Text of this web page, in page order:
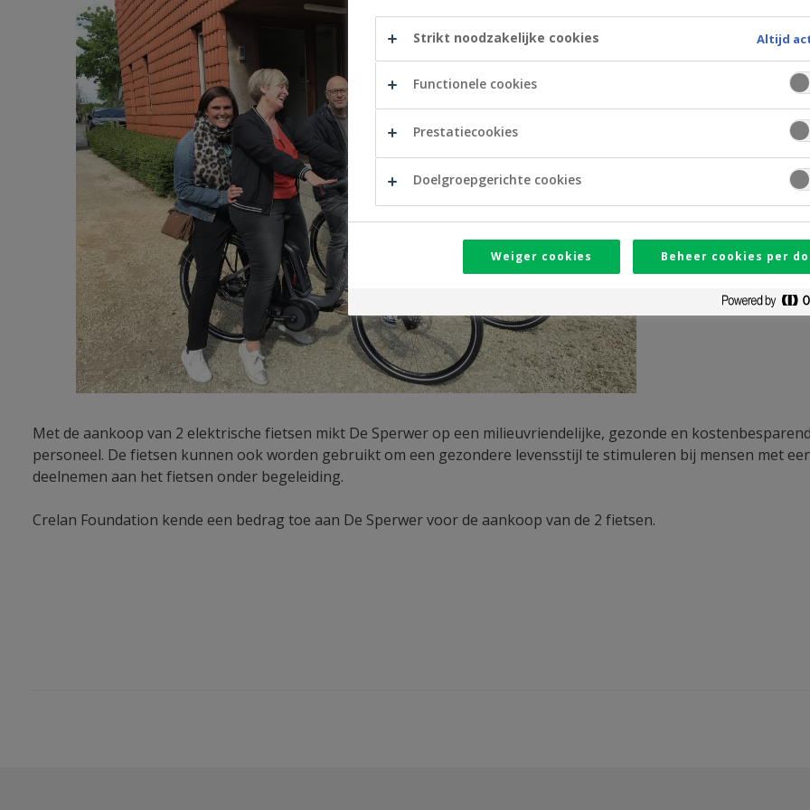
Met de aankoop van 2 elektrische fietsen mikt De Sperwer op een milieuvriendelijke, gezonde en
personeel. De fietsen kunnen ook worden gebruikt om een gezondere levensstijl te stimuleren bij mensen met
deelnemen aan het fietsen onder begeleiding.
Crelan Foundation kende een bedrag toe aan De Sperwer voor de aankoop van de 2 fietsen.
Strikt noodzakelijke cookies Altijd
Functionele cookies
Prestatiecookies
Doelgroepgerichte cookies
Weiger cookies Beheer cookies per